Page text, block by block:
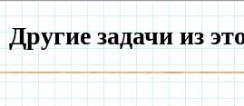
Другие задачи из